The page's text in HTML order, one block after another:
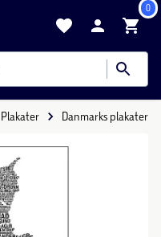
0
Plakater Danmarks plakater